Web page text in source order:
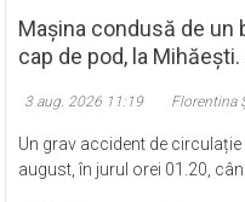
Mașina condusă de un
cap de pod, la
3 aug. 2026 11:19 Florentina
Un grav accident de
august, în jurul orei 01.20,